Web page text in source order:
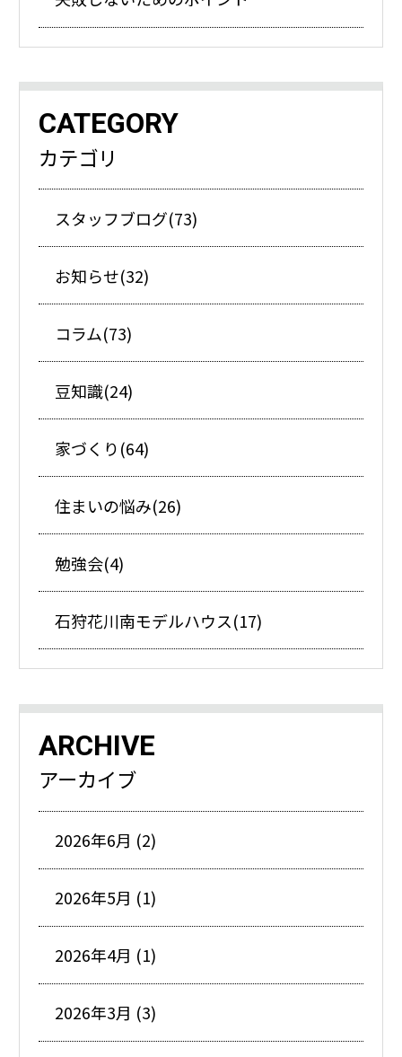
CATEGORY
カテゴリ
スタッフブログ(73)
お知らせ(32)
コラム(73)
豆知識(24)
家づくり(64)
住まいの悩み(26)
勉強会(4)
石狩花川南モデルハウス(17)
ARCHIVE
アーカイブ
2026年6月 (2)
2026年5月 (1)
2026年4月 (1)
2026年3月 (3)